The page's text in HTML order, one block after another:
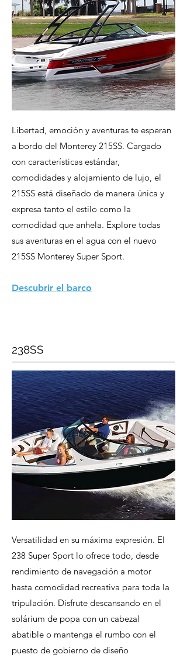
Libertad, emoción y aventuras te esperan
a bordo del Monterey 215SS. Cargado
con características estándar,
comodidades y alojamiento de lujo, el
215SS está diseñado de manera única y
expresa tanto el estilo como la
comodidad que anhela. Explore todas
sus aventuras en el agua con el nuevo
215SS Monterey Super Sport.
Descubrir el barco
238SS
Versatilidad en su máxima expresión. El
238 Super Sport lo ofrece todo, desde
rendimiento de navegación a motor
hasta comodidad recreativa para toda la
tripulación. Disfrute descansando en el
solárium de popa con un cabezal
abatible o mantenga el rumbo con el
puesto de gobierno de diseño